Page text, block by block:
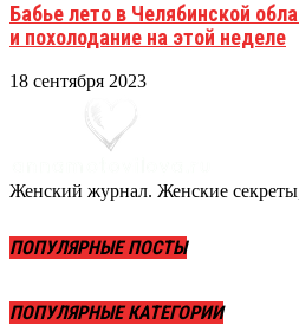
Бабье лето в Челябинской
и похолодание на этой неделе
18 сентября 2023
Женский журнал. Женские
ПОПУЛЯРНЫЕ ПОСТЫ
ПОПУЛЯРНЫЕ КАТЕГОРИИ